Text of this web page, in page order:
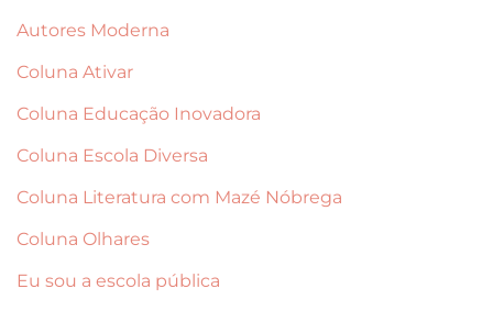
Autores Moderna
Coluna Ativar
Coluna Educação Inovadora
Coluna Escola Diversa
Coluna Literatura com Mazé Nóbrega
Coluna Olhares
Eu sou a escola pública